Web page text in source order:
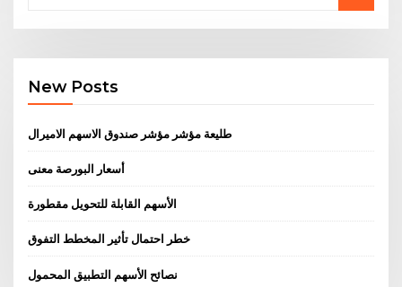
New Posts
طليعة مؤشر مؤشر صندوق الاسهم الاميرال
أسعار البورصة معنى
الأسهم القابلة للتحويل مقطورة
خطر احتمال تأثير المخطط التفوق
نصائح الأسهم التطبيق المحمول